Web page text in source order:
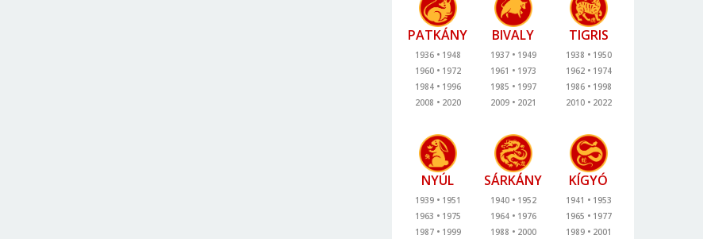
PATKÁNY
1936
1948
1960
1972
1984
1996
2008
2020
BIVALY
1937
1949
1961
1973
1985
1997
2009
2021
TIGRIS
1938
1950
1962
1974
1986
1998
2010
2022
NYÚL
1939
1951
1963
1975
1987
1999
SÁRKÁNY
1940
1952
1964
1976
1988
2000
KÍGYÓ
1941
1953
1965
1977
1989
2001